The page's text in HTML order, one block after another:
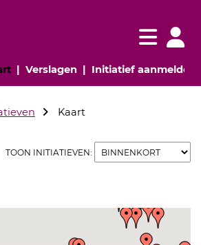
pagina)
(huidige pagina)
Verslagen(huidige pagina)
Initiatief aanmelden
Navigatie
Kaart
TOON INITIATIEVEN: